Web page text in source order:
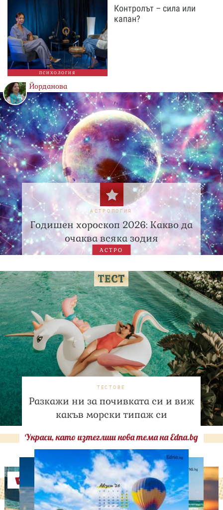
ПСИХОЛОГИЯ
Контролът – сила или
капан?
Йорданова
АСТРОЛОГИЯ
Годишен хороскоп 2026: Какво да
очаква всяка зодия
АСТРО
ТЕСТОВЕ
Разкажи ни за почивката си и виж
какъв морски типаж си
Украси, като изтеглиш нова тема на Edna.bg
Оферти